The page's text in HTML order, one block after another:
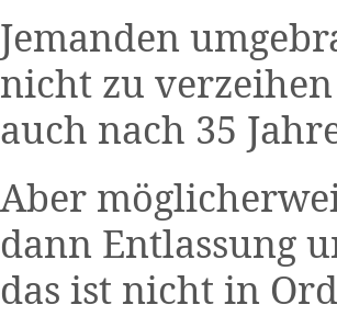
Jemanden
nicht zu
auch nach 35
Aber
dann Entlassung
das ist nicht in